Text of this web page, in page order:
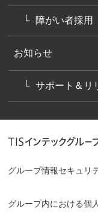
障がい者採用
お知らせ
サポート＆リ
グループ情報セキュリ
グループ内における個